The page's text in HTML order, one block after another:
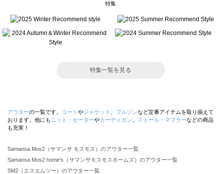
特集
特集一覧を見る
アウターの一覧です。 コート やジャケット ブルゾンなど定番アイテムを取り揃えて
おります。他にも ニット・セーターやカーディガン ストール・マフラーなどの商品
も充実！
Samansa Mos2（サマンサ モスモス）のアウター一覧
Samansa Mos2 home's（サマンサモスモスホームズ）のアウター一覧
SM2（エスエムツー）のアウター一覧